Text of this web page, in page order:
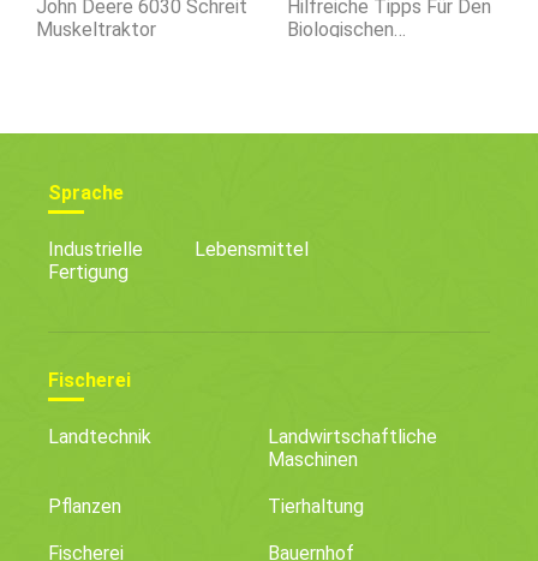
John Deere 6030 Schreit
Muskeltraktor
Hilfreiche Tipps Für Den
Biologischen
Sprache
Industrielle
Fertigung
Lebensmittel
Fischerei
Landtechnik
Landwirtschaftliche
Maschinen
Pflanzen Tierhaltung
Fischerei Bauernhof